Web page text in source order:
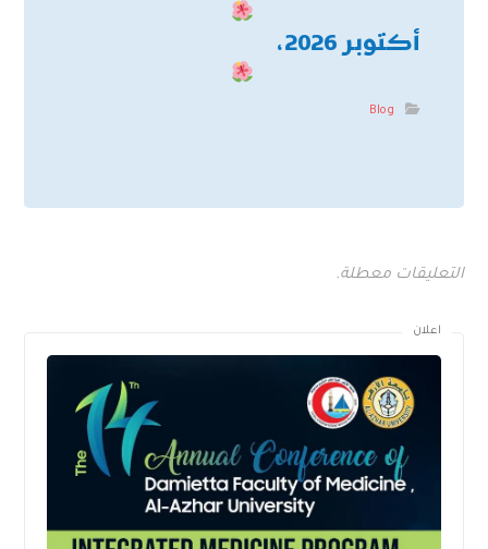
أكتوبر 2026،
Blog
التعليقات معطلة.
اعلان